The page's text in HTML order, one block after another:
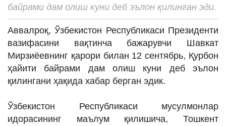
Кино
ИНТЕРВЬЮ
ЛОЙИҲАЛАР
Таҳлил
Бу қизиқ
байрами дам олиш куни деб эълон қилинган эди.
Аввалроқ, Ўзбекистон Республикаси Президенти
вазифасини вақтинча бажарувчи Шавкат
Мирзиёевнинг қарори билан 12 сентябрь, Қурбон
ҳайити байрами дам олиш куни деб эълон
қилингани ҳақида хабар берган эдик.
Ўзбекистон Республикаси мусулмонлар
идорасининг маълум қилишича, Тошкент